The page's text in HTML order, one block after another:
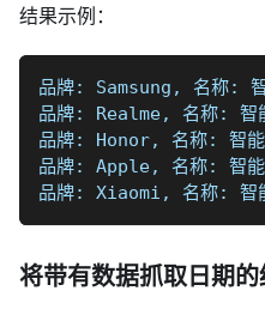
结果示例：
品牌: Samsung, 名称:
品牌: Realme, 名称:
品牌: Honor, 名称: 智
品牌: Apple, 名称: 智
品牌: Xiaomi, 名称:
将带有数据抓取日期